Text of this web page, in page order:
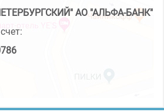
АО "АЛЬФА-БАНК"